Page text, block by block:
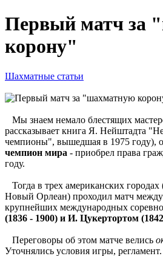
Первый матч за
корону"
Шахматные статьи
Мы знаем немало блестящих
рассказывает книга Я. Нейштадта
чемпионы", вышедшая в 1975 году),
чемпион мира - приобрел права
году.
Тогда в трех американских
Новый Орлеан) проходил матч
крупнейших международных
(1836 - 1900) и И. Цукертортом
Переговоры об этом матче велись
Уточнялись условия игры,